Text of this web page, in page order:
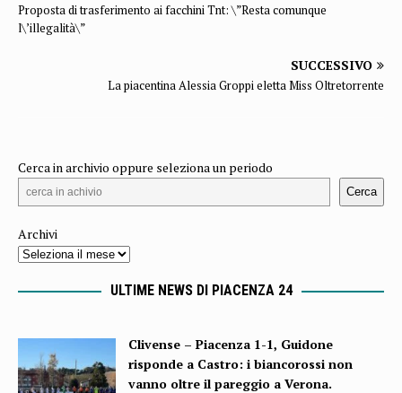
Proposta di trasferimento ai facchini Tnt: \”Resta comunque
l\’illegalità\”
SUCCESSIVO
La piacentina Alessia Groppi eletta Miss Oltretorrente
Cerca in archivio oppure seleziona un periodo
Cerca
Archivi
ULTIME NEWS DI PIACENZA 24
Clivense – Piacenza 1-1, Guidone
risponde a Castro: i biancorossi non
vanno oltre il pareggio a Verona.